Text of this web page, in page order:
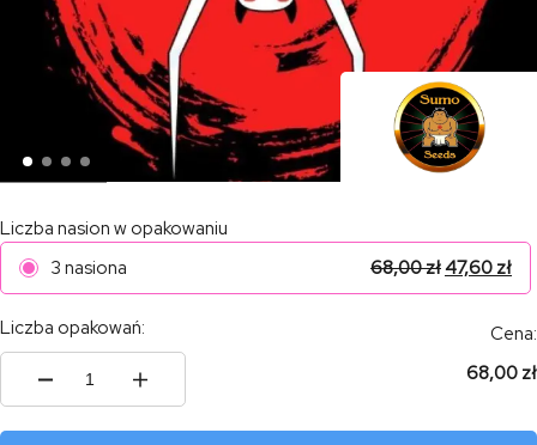
Liczba nasion w opakowaniu
3 nasiona
68,00zł47,60 zł
Liczba opakowań:
ilość
Cena:
68,00 zł